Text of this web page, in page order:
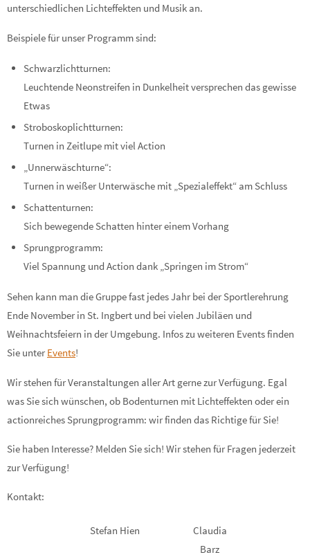
unterschiedlichen Lichteffekten und Musik an.
Beispiele für unser Programm sind:
Schwarzlichtturnen:
Leuchtende Neonstreifen in Dunkelheit versprechen das gewisse
Etwas
Stroboskoplichtturnen:
Turnen in Zeitlupe mit viel Action
„Unnerwäschturne“:
Turnen in weißer Unterwäsche mit „Spezialeffekt“ am Schluss
Schattenturnen:
Sich bewegende Schatten hinter einem Vorhang
Sprungprogramm:
Viel Spannung und Action dank „Springen im Strom“
Sehen kann man die Gruppe fast jedes Jahr bei der Sportlerehrung
Ende November in St. Ingbert und bei vielen Jubiläen und
Weihnachtsfeiern in der Umgebung. Infos zu weiteren Events finden
Sie unter Events!
Wir stehen für Veranstaltungen aller Art gerne zur Verfügung. Egal
was Sie sich wünschen, ob Bodenturnen mit Lichteffekten oder ein
actionreiches Sprungprogramm: wir finden das Richtige für Sie!
Sie haben Interesse? Melden Sie sich! Wir stehen für Fragen jederzeit
zur Verfügung!
Kontakt:
Stefan Hien
Claudia
Barz